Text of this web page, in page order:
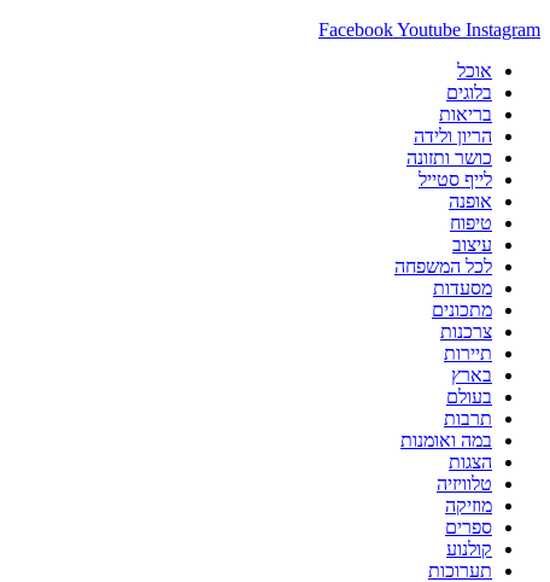
FacebookYoutube Instagram
אוכל
בלוגים
בריאות
הריון ולידה
כושר ותזונה
לייף סטייל
אופנה
טיפוח
עיצוב
לכל המשפחה
מסעדות
מתכונים
צרכנות
תיירות
בארץ
בעולם
תרבות
במה ואומנות
הצגות
טלוויזיה
מוזיקה
ספרים
קולנוע
תערוכות